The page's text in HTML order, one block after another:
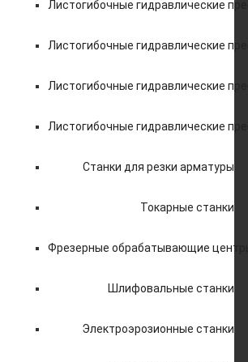
Листогибочные гидравлические
Листогибочные гидравлические
Листогибочные гидравлические
Листогибочные гидравлические
Станки для резки арматуры
Токарные станки
Фрезерные обрабатывающие
Шлифовальные станки
Электроэрозионные станки